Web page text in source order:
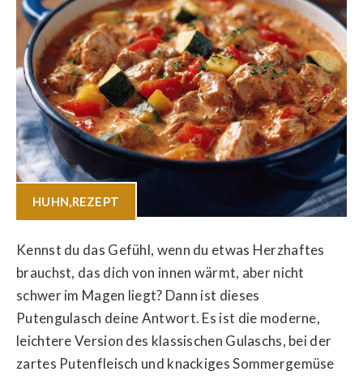
HUHN,REZEPT
Kennst du das Gefühl, wenn du etwas Herzhaftes
brauchst, das dich von innen wärmt, aber nicht
schwer im Magen liegt? Dann ist dieses
Putengulasch deine Antwort. Es ist die moderne,
leichtere Version des klassischen Gulaschs, bei der
zartes Putenfleisch und knackiges Sommergemüse